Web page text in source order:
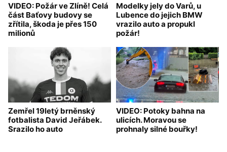
VIDEO: Požár ve Zlíně! Celá
část Baťovy budovy se
zřítila, škoda je přes 150
milionů
Modelky jely do Varů, u
Lubence do jejich BMW
vrazilo auto a propukl
požár!
Zemřel 19letý brněnský
fotbalista David Jeřábek.
Srazilo ho auto
VIDEO: Potoky bahna na
ulicích. Moravou se
prohnaly silné bouřky!